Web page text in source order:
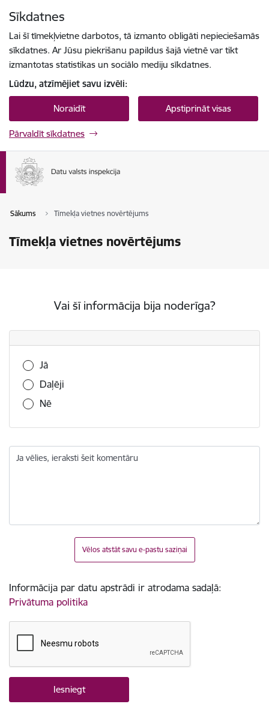
Sīkdatnes
Lai šī tīmekļvietne darbotos, tā izmanto obligāti nepieciešamās
sīkdatnes. Ar Jūsu piekrišanu papildus šajā vietnē var tikt
izmantotas statistikas un sociālo mediju sīkdatnes.
Lūdzu, atzīmējiet savu izvēli:
Noraidīt Apstiprināt visas
Pārvaldīt sīkdatnes
Sākums Tīmekļa vietnes novērtējums
Tīmekļa vietnes novērtējums
Vai šī informācija bija noderīga?
Vai šī informācija bija noderīga?
Jā
Daļēji
Nē
Ja vēlies, ieraksti šeit komentāru
Vēlos atstāt savu e-pastu saziņai
Informācija par datu apstrādi ir atrodama sadaļā:
Privātuma politika